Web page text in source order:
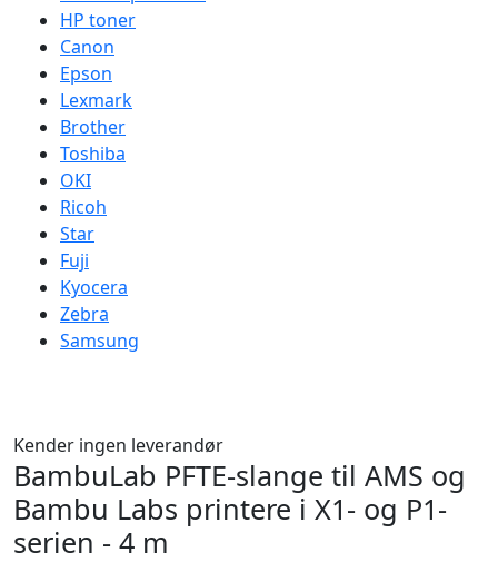
HP toner
Canon
Epson
Lexmark
Brother
Toshiba
OKI
Ricoh
Star
Fuji
Kyocera
Zebra
Samsung
Kender ingen leverandør
BambuLab PFTE-slange til AMS og
Bambu Labs printere i X1- og P1-
serien - 4 m